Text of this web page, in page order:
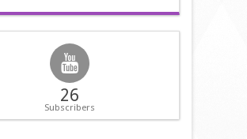
26
Subscribers